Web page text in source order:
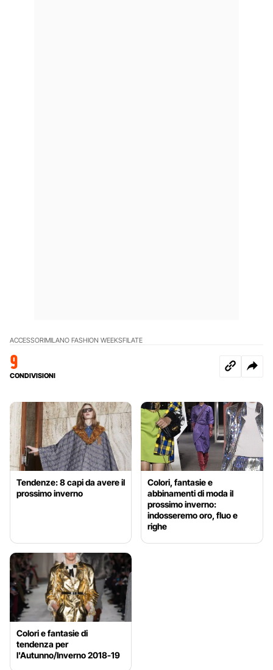
ACCESSORIMILANO FASHION WEEKSFILATE
9
CONDIVISIONI
Tendenze: 8 capi da avere il
prossimo inverno
Colori, fantasie e
abbinamenti di moda il
prossimo inverno:
indosseremo oro, fluo e
righe
Colori e fantasie di
tendenza per
l'Autunno/Inverno 2018-19